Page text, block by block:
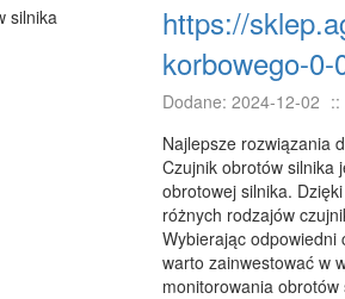
https://
korbowego-
Dodane: 2024-12-02 ::
Najlepsze rozwiązania
Czujnik obrotów silnika
obrotowej silnika.
różnych rodzajów
Wybierając odpowiedni
warto zainwestować w
monitorowania obrotów